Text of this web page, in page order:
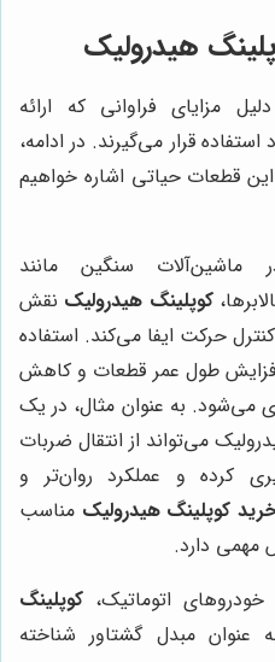
هیدرولیک
مزایای فراوانی که ارائه
قرار می‌گیرند. در ادامه،
قطعات حیاتی اشاره خواهیم
ماشین‌آلات سنگین مانند
کوپلینگ هیدرولیک نقش
حرکت ایفا می‌کند. استفاده
افزایش طول عمر قطعات و کاهش
می‌شود. به عنوان مثال، در یک
می‌تواند از انتقال ضربات
کرده و عملکرد روان‌تر و
کوپلینگ هیدرولیک مناسب
مهمی دارد.
خودروهای اتوماتیک، کوپلینگ
عنوان مبدل گشتاور شناخته